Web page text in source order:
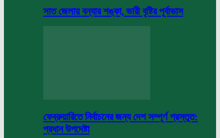
সাত জেলায় বন্যার শঙ্কা, ভারী বৃষ্টির পূর্বাভাস
ফেব্রুয়ারিতে নির্বাচনের জন্য দেশ সম্পূর্ণ প্রস্তুত:
প্রধান উপদেষ্টা